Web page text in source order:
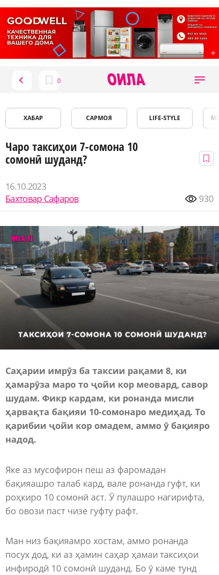
ХАБАР САРМОЯ LIFE-STYLE
Чаро таксиҳои 7-сомона 10
сомонӣ шуданд?
16.10.2023
Бахтовар Сафаров
930
Саҳарии имрӯз ба таксии рақами 8, ки
ҳамарӯза маро то ҷойи кор меовард, савор
шудам. Фикр кардам, ки ронанда мисли
ҳарвақта бақияи 10-сомонаро медиҳад. То
қарибии ҷойи кор омадем, аммо ӯ бақияро
надод.
Яке аз мусофирон пеш аз фаромадан
бақияашро талаб кард, вале ронанда гуфт, ки
роҳкиро 10 сомонӣ аст. Ӯ пулашро нагирифта,
бо овози паст чизе гуфту рафт.
Ман низ бақияамро хостам, аммо ронанда
посух дод, ки аз ҳамин саҳар ҳамаи таксиҳои
инфиродӣ 10 сомонӣ шуданд. Бо ӯ каме тунд